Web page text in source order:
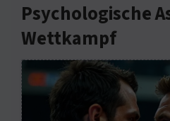
Psychologische
Wettkampf